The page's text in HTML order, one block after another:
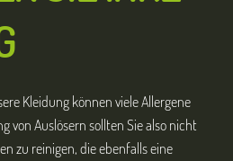
Kleidung können viele Allergene
von Auslösern sollten Sie also nicht
zu reinigen, die ebenfalls eine